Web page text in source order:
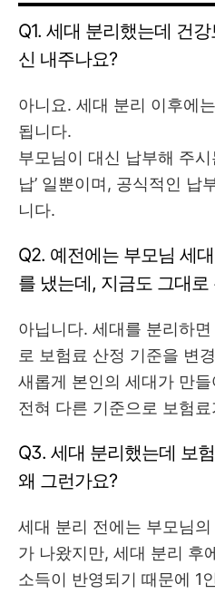
Q1. 세대 분리했는데 건
신 내주나요?
아니요. 세대 분리 이후에
됩니다.
부모님이 대신 납부해 주시
납’ 일뿐이며, 공식적인 납
니다.
Q2. 예전에는 부모님 세
를 냈는데, 지금도 그대로
아닙니다. 세대를 분리하
로 보험료 산정 기준을 변
새롭게 본인의 세대가 만
전혀 다른 기준으로 보험
Q3. 세대 분리했는데 보
왜 그런가요?
세대 분리 전에는 부모님
가 나왔지만, 세대 분리 후
소득이 반영되기 때문에 1